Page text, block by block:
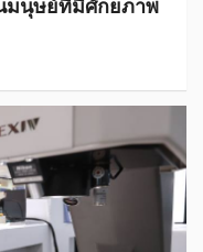
มนุษย์ที่มีศักยภาพ